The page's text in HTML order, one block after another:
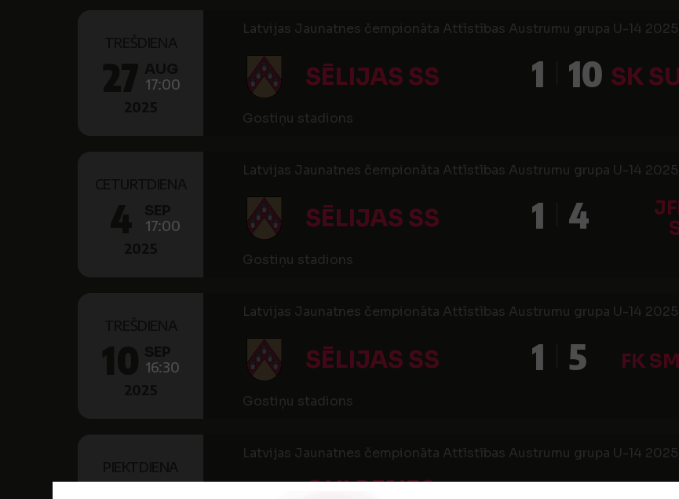
17:00
Latvijas Jaunatnes čempionāta Attīstības Austrumu grupa U-14
SĒLIJAS SS 1 SK
10
Gostiņu stadions
17:00
Latvijas Jaunatnes čempionāta Attīstības Austrumu grupa U-14
SĒLIJAS SS 1 4
Gostiņu stadions
16:30
Latvijas Jaunatnes čempionāta Attīstības Austrumu grupa U-14
SĒLIJAS SS 1 FK
5
Gostiņu stadions
Latvijas Jaunatnes čempionāta Attīstības Austrumu grupa U-14
GULBENES